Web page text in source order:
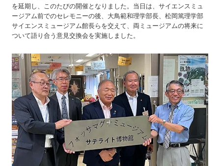
を延期し、このたびの開催となりました。当日は、サイエンスミュ
ージアム前でのセレモニーの後、大鳥範和理学部長、松岡篤理学部
サイエンスミュージアム館長らを交えて、両ミュージアムの将来に
ついて語り合う意見交換会を実施しました。